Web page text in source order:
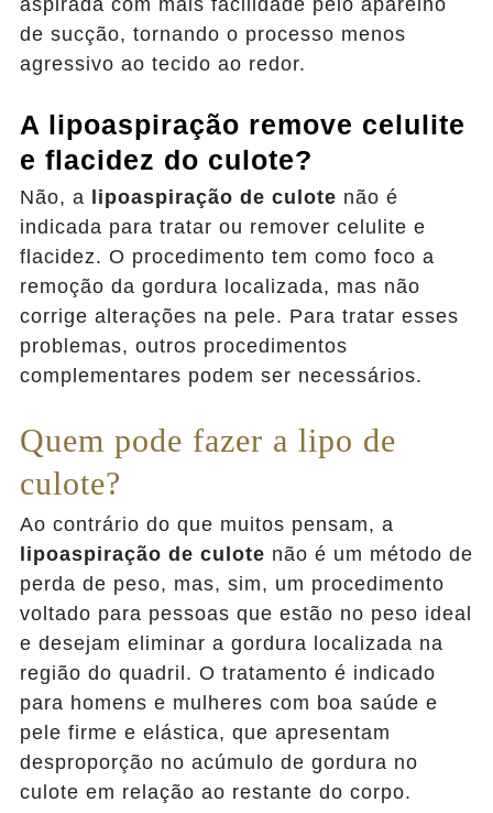
de sucção, tornando o processo menos
agressivo ao tecido ao redor.
A lipoaspiração remove celulite
e flacidez do culote?
Não, a lipoaspiração de culote não é
indicada para tratar ou remover celulite e
flacidez. O procedimento tem como foco a
remoção da gordura localizada, mas não
corrige alterações na pele. Para tratar esses
problemas, outros procedimentos
complementares podem ser necessários.
Quem pode fazer a lipo de
culote?
Ao contrário do que muitos pensam, a
lipoaspiração de culote não é um método de
perda de peso, mas, sim, um procedimento
voltado para pessoas que estão no peso ideal
e desejam eliminar a gordura localizada na
região do quadril. O tratamento é indicado
para homens e mulheres com boa saúde e
pele firme e elástica, que apresentam
desproporção no acúmulo de gordura no
culote em relação ao restante do corpo.